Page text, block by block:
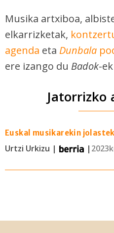
Musika artxiboa,
elkarrizketak,
agenda eta Dunbala
ere izango du Badok-
Jatorrizko
Euskal musikarekin
Urtzi Urkizu | |